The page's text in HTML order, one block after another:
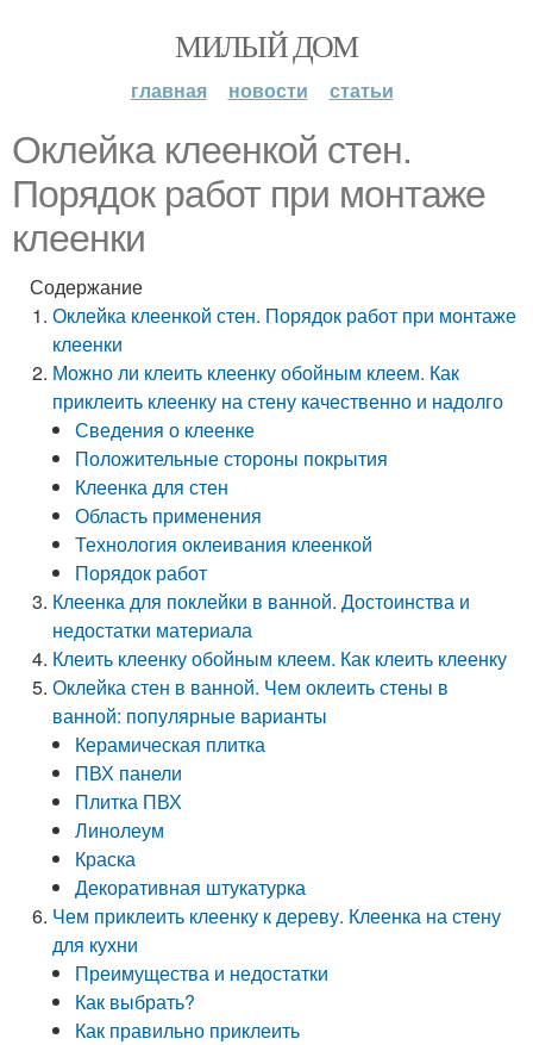
МИЛЫЙ ДОМ
главная новости статьи
Оклейка клеенкой стен.
Порядок работ при монтаже
клеенки
Содержание
Оклейка клеенкой стен. Порядок работ при монтаже
клеенки
Можно ли клеить клеенку обойным клеем. Как
приклеить клеенку на стену качественно и надолго
Сведения о клеенке
Положительные стороны покрытия
Клеенка для стен
Область применения
Технология оклеивания клеенкой
Порядок работ
Клеенка для поклейки в ванной. Достоинства и
недостатки материала
Клеить клеенку обойным клеем. Как клеить клеенку
Оклейка стен в ванной. Чем оклеить стены в
ванной: популярные варианты
Керамическая плитка
ПВХ панели
Плитка ПВХ
Линолеум
Краска
Декоративная штукатурка
Чем приклеить клеенку к дереву. Клеенка на стену
для кухни
Преимущества и недостатки
Как выбрать?
Как правильно приклеить